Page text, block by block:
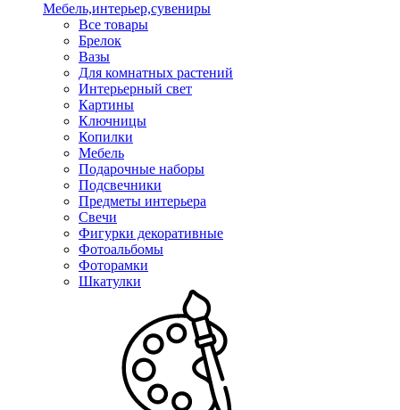
Мебель,интерьер,сувениры
Все товары
Брелок
Вазы
Для комнатных растений
Интерьерный свет
Картины
Ключницы
Копилки
Мебель
Подарочные наборы
Подсвечники
Предметы интерьера
Свечи
Фигурки декоративные
Фотоальбомы
Фоторамки
Шкатулки